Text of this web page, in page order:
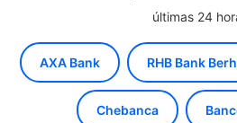
últimas 24
AXA Bank RHB Bank
Chebanca